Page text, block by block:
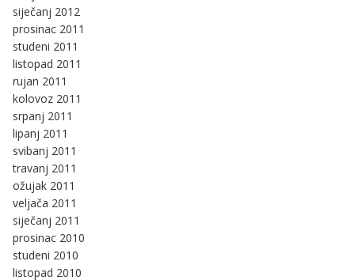
siječanj 2012
prosinac 2011
studeni 2011
listopad 2011
rujan 2011
kolovoz 2011
srpanj 2011
lipanj 2011
svibanj 2011
travanj 2011
ožujak 2011
veljača 2011
siječanj 2011
prosinac 2010
studeni 2010
listopad 2010